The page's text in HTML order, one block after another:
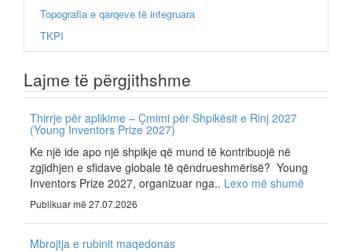
Topografia e qarqeve të integruara
TKPI
Lajme të përgjithshme
Thirrje për aplikime – Çmimi për Shpikësit e Rinj 2027
(Young Inventors Prize 2027)
Ke një ide apo një shpikje që mund të kontribuojë në
zgjidhjen e sfidave globale të qëndrueshmërisë? Young
Inventors Prize 2027, organizuar nga.. Lexo më shumë
Publikuar më 27.07.2026
Mbrojtja e rubinit maqedonas